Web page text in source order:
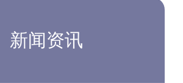
新闻资讯